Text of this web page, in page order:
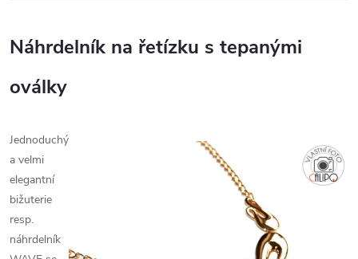
Náhrdelník na řetízku s tepanými
oválky
Jednoduchý
a velmi
elegantní
bižuterie
resp.
náhrdelník